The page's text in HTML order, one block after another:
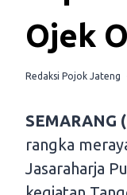
Ojek
Redaksi Pojok Jateng
SEMARANG
rangka
Jasaraharja